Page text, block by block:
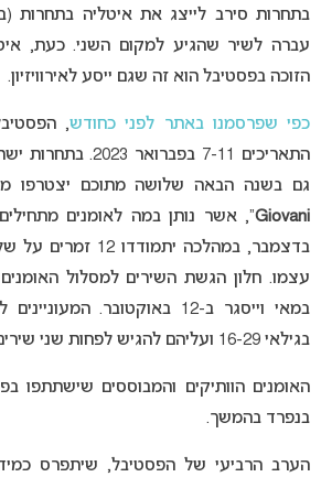
עברה לשיר שהגיע למקום השני. כעת,
הזוכה בפסטיבל הוא זה שגם ייסע לאירוויזיון.
כפי שפרסמנו באתר לפני כחודש,
גם בשנה הבאה שלושה מתוכם יצטרפו
Giovani
בדצמבר, במהלכה
במאי וייסגר ב-12 באוקטובר.
בגילאי 16-29 ועליהם להגיש לפחות שני שירים לוועדה.
האומנים הוותיקים והמבוססים שישתתפו
בנפרד בהמשך.
הערב הרביעי של הפסטיבל, שיתפרס